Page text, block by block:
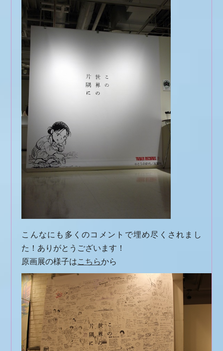
こんなにも多くのコメントで埋め尽くされまし
た！ありがとうございます！
原画展の様子はこちらから